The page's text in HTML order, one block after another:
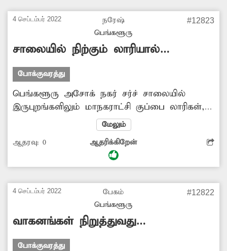
முடிக்கப்படாமல் உள்ளது. இதனால் வாகன
ஓட்டிகள் அந்த சாலையை பயன்படுத்த
முடியாமல் தவித்து வருகின்றனர். எனவே
சம்பந்தப்பட்ட அதிகாரிகள் அந்த பணிகளை
விரைவாக முடித்து, பள்ளத்தை மூட நடவடிக்கை
எடுக்க வேண்டும்.
4 செப்டம்பர் 2022
நரேஷ்
பெங்களூரு
#12823
சாலையில் நிற்கும் லாரியால்
போக்குவரத்து நெரிசல்
போக்குவரத்து
பெங்களூரு அசோக் நகர் சர்ச் சாலையில்
இருபுறங்களிலும் மாநகராட்சி குப்பை லாரிகள்,
கார்கள் நிறுத்தப்பட்டு உள்ளன. இதனால் அந்த
சாலையை பயன்படுத்த முடியாமல் வாகன
ஓட்டிகள் அவதி அடைகின்றனர். மேலும், சாலை
குறுகலாக இருப்பதால் அடிக்கடி விபத்து மற்றும்
மாநகராட்சி அதிகாரிகள் அந்த சாலையில்
நிறுத்தப்பட்டு இருக்கும் வாகனங்களை
உடனடியாக அப்புறப்படுத்த வேண்டும்.
மேலும்
ஆதரவு: 0 ஆதரிக்கிறேன்
4 செப்டம்பர் 2022
பேகம்
பெங்களூரு
#12822
வாகனங்கள் நிறுத்துவது
தடுக்கப்படுமா?
போக்குவரத்து